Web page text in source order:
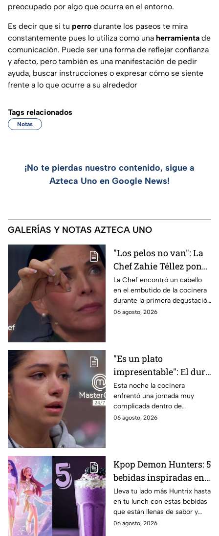
preocupado por algo que ocurra en el entorno.
Es decir que si tu perro durante los paseos te mira
constantemente pues lo utiliza como una herramienta de
comunicación. Puede ser una forma de reflejar confianza
y afecto, pero también es una manifestación de pedir
ayuda, buscar instrucciones o expresar cómo se siente
frente a lo que ocurre a su alrededor
Tags relacionados
Notas
¡No te pierdas nuestro contenido, sigue a
Azteca Uno en Google News!
GALERÍAS Y NOTAS AZTECA UNO
"Los pelos no van": La
Chef Zahie Téllez pone
en evidencia a Carmen
en la gala de mandiles
negros de MasterChef
24/7
La Chef encontró un cabello
en el embutido de la cocinera
durante la primera degustación
de la noche
06 agosto, 2026
"Es un plato
impresentable": El duro
regaño que hizo llorar a
Michelle dentro de
MasterChef 24/7
Esta noche la cocinera
enfrentó una jornada muy
complicada dentro de
MasterChef 24/7.
06 agosto, 2026
Kpop Demon Hunters: 5
bebidas inspiradas en
las guerreras Huntrix
para llevar a la escuela
este regreso a clases
2026; son saludables y
Lleva tu lado más Huntrix hasta
en tu lunch con estas bebidas
que están llenas de sabor y
frescura.
06 agosto, 2026